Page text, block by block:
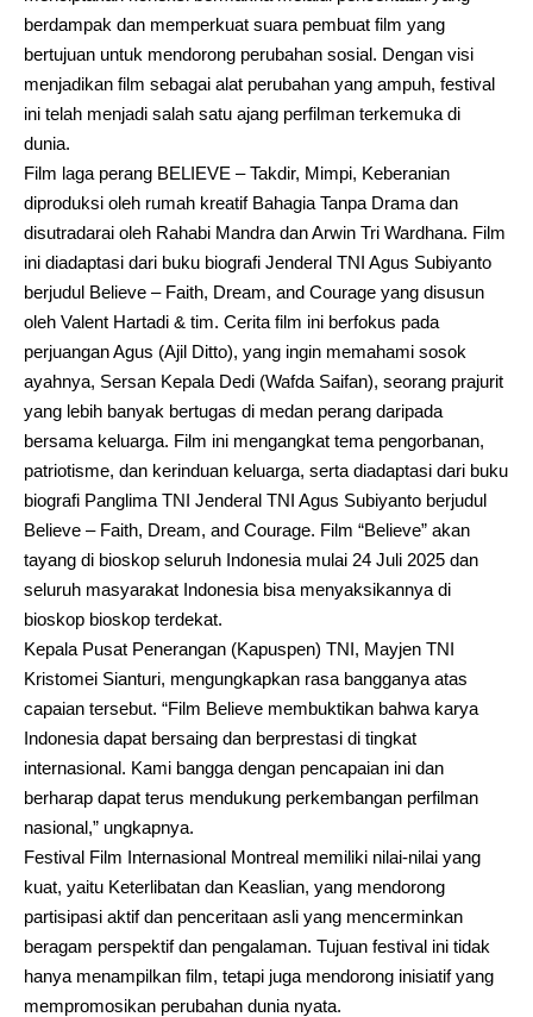
berdampak dan memperkuat suara pembuat film yang
bertujuan untuk mendorong perubahan sosial. Dengan visi
menjadikan film sebagai alat perubahan yang ampuh, festival
ini telah menjadi salah satu ajang perfilman terkemuka di
dunia.
Film laga perang BELIEVE – Takdir, Mimpi, Keberanian
diproduksi oleh rumah kreatif Bahagia Tanpa Drama dan
disutradarai oleh Rahabi Mandra dan Arwin Tri Wardhana. Film
ini diadaptasi dari buku biografi Jenderal TNI Agus Subiyanto
berjudul Believe – Faith, Dream, and Courage yang disusun
oleh Valent Hartadi & tim. Cerita film ini berfokus pada
perjuangan Agus (Ajil Ditto), yang ingin memahami sosok
ayahnya, Sersan Kepala Dedi (Wafda Saifan), seorang prajurit
yang lebih banyak bertugas di medan perang daripada
bersama keluarga. Film ini mengangkat tema pengorbanan,
patriotisme, dan kerinduan keluarga, serta diadaptasi dari buku
biografi Panglima TNI Jenderal TNI Agus Subiyanto berjudul
Believe – Faith, Dream, and Courage. Film “Believe” akan
tayang di bioskop seluruh Indonesia mulai 24 Juli 2025 dan
seluruh masyarakat Indonesia bisa menyaksikannya di
bioskop bioskop terdekat.
Kepala Pusat Penerangan (Kapuspen) TNI, Mayjen TNI
Kristomei Sianturi, mengungkapkan rasa bangganya atas
capaian tersebut. “Film Believe membuktikan bahwa karya
Indonesia dapat bersaing dan berprestasi di tingkat
internasional. Kami bangga dengan pencapaian ini dan
berharap dapat terus mendukung perkembangan perfilman
nasional,” ungkapnya.
Festival Film Internasional Montreal memiliki nilai-nilai yang
kuat, yaitu Keterlibatan dan Keaslian, yang mendorong
partisipasi aktif dan penceritaan asli yang mencerminkan
beragam perspektif dan pengalaman. Tujuan festival ini tidak
hanya menampilkan film, tetapi juga mendorong inisiatif yang
mempromosikan perubahan dunia nyata.